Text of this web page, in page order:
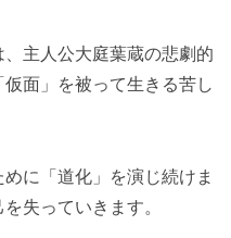
主人公大庭葉蔵の悲劇的
面」を被って生きる苦し
に「道化」を演じ続けま
失っていきます。